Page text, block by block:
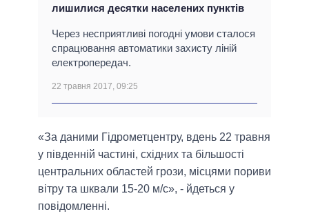
лишилися десятки населених пунктів
Через несприятливі погодні умови сталося
спрацювання автоматики захисту ліній
електропередач.
22 травня 2017, 09:25
«За даними Гідрометцентру, вдень 22 травня
у південній частині, східних та більшості
центральних областей грози, місцями пориви
вітру та шквали 15-20 м/с», - йдеться у
повідомленні.